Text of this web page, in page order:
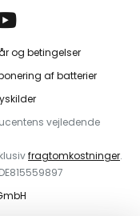
og betingelser
af batterier
vejledende
fragtomkostninger.